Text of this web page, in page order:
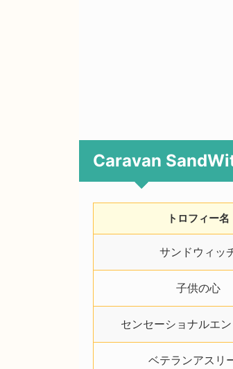
Caravan
トロフィー名
サンドウィッ
子供の心
センセーショナルエ
ベテランアスリ